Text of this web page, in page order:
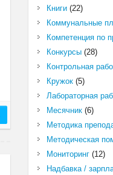
Книги(22)
Коммунальные
Компетенция по
Конкурсы(28)
Контрольная
Кружок(5)
Лабораторная
Месячник(6)
Методика
Методическая
Мониторинг(12)
Надбавка /